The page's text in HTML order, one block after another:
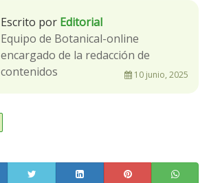
Escrito por Editorial
Equipo de Botanical-online
encargado de la redacción de
contenidos
10 junio, 2025